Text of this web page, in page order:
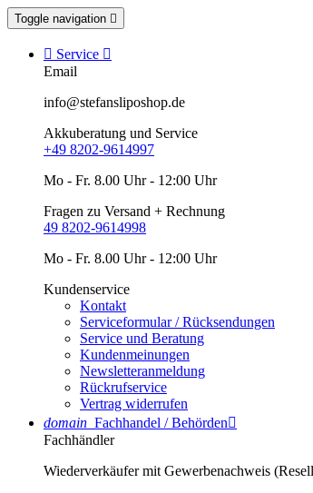
Toggle navigation 
 Service 
Email
info@stefansliposhop.de
Akkuberatung und Service
+49 8202-9614997
Mo - Fr. 8.00 Uhr - 12:00 Uhr
Fragen zu Versand + Rechnung
49 8202-9614998
Mo - Fr. 8.00 Uhr - 12:00 Uhr
Kundenservice
Kontakt
Serviceformular / Rücksendungen
Service und Beratung
Kundenmeinungen
Newsletteranmeldung
Rückrufservice
Vertrag widerrufen
domain Fachhandel / Behörden
Fachhändler
Wiederverkäufer mit Gewerbenachweis